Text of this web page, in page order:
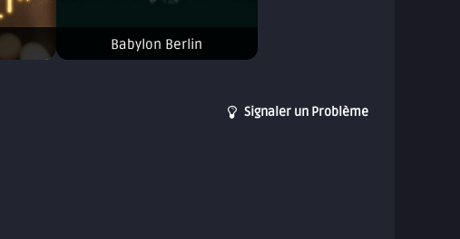
Babylon Berlin
Signaler un Problème